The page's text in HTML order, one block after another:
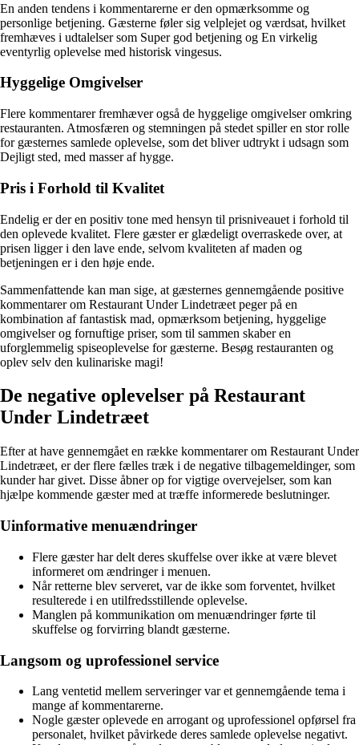
En anden tendens i kommentarerne er den opmærksomme og
personlige betjening. Gæsterne føler sig velplejet og værdsat, hvilket
fremhæves i udtalelser som Super god betjening og En virkelig
eventyrlig oplevelse med historisk vingesus.
Hyggelige Omgivelser
Flere kommentarer fremhæver også de hyggelige omgivelser omkring
restauranten. Atmosfæren og stemningen på stedet spiller en stor rolle
for gæsternes samlede oplevelse, som det bliver udtrykt i udsagn som
Dejligt sted, med masser af hygge.
Pris i Forhold til Kvalitet
Endelig er der en positiv tone med hensyn til prisniveauet i forhold til
den oplevede kvalitet. Flere gæster er glædeligt overraskede over, at
prisen ligger i den lave ende, selvom kvaliteten af maden og
betjeningen er i den høje ende.
Sammenfattende kan man sige, at gæsternes gennemgående positive
kommentarer om Restaurant Under Lindetræet peger på en
kombination af fantastisk mad, opmærksom betjening, hyggelige
omgivelser og fornuftige priser, som til sammen skaber en
uforglemmelig spiseoplevelse for gæsterne. Besøg restauranten og
oplev selv den kulinariske magi!
De negative oplevelser på Restaurant
Under Lindetræet
Efter at have gennemgået en række kommentarer om Restaurant Under
Lindetræet, er der flere fælles træk i de negative tilbagemeldinger, som
kunder har givet. Disse åbner op for vigtige overvejelser, som kan
hjælpe kommende gæster med at træffe informerede beslutninger.
Uinformative menuændringer
Flere gæster har delt deres skuffelse over ikke at være blevet
informeret om ændringer i menuen.
Når retterne blev serveret, var de ikke som forventet, hvilket
resulterede i en utilfredsstillende oplevelse.
Manglen på kommunikation om menuændringer førte til
skuffelse og forvirring blandt gæsterne.
Langsom og uprofessionel service
Lang ventetid mellem serveringer var et gennemgående tema i
mange af kommentarerne.
Nogle gæster oplevede en arrogant og uprofessionel opførsel fra
personalet, hvilket påvirkede deres samlede oplevelse negativt.